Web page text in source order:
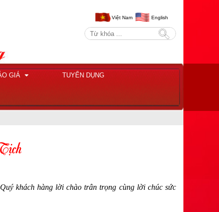
Việt Nam English
GIÁ TUYỂN DỤNG
khách hàng lời chào trân trọng cùng lời chúc sức